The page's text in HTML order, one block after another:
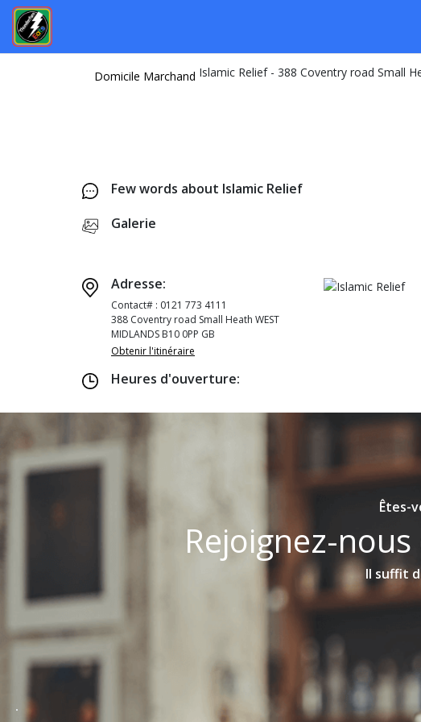
Domicile Marchand
Few words about Islamic Relief
Galerie
Adresse:
Contact# : 0121 773 4111
388 Coventry road Small Heath WEST
MIDLANDS B10 0PP GB
Obtenir l'itinéraire
Heures d'ouverture:
Êtes-
Rejoignez-
Il suffit